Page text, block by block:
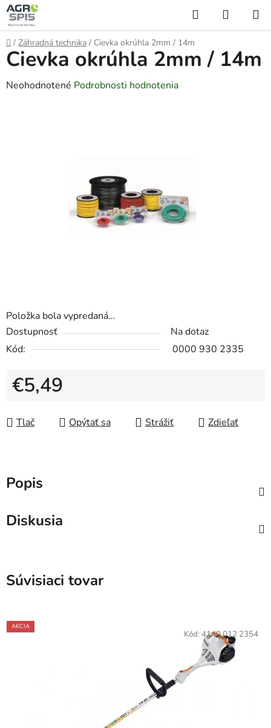
Prejsť
na
obsah
Hľadať
KOŠÍK
Domov
/ Záhradná technika / Cievka okrúhla 2mm / 14m
Položka bola vypredaná…
Dostupnosť
Na dotaz
Kód:
0000 930 2335
€5,49
Tlač
Opýtať sa Strážiť Zdieľať
Cievka okrúhla 2mm / 14m
Priemerné
Neohodnotené Podrobnosti hodnotenia
Popis
Diskusia
Súvisiaci tovar
AKCIA
Kód: 4140 012 2354